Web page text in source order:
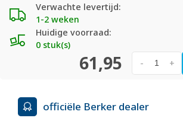
Verwachte levertijd:
1-2 weken
Huidige voorraad:
0 stuk(s)
61,95 +
-
officiële Berker dealer